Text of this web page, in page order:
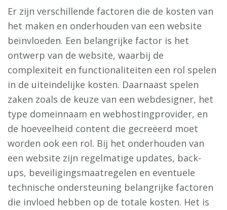
Er zijn verschillende factoren die de kosten van
het maken en onderhouden van een website
beïnvloeden. Een belangrijke factor is het
ontwerp van de website, waarbij de
complexiteit en functionaliteiten een rol spelen
in de uiteindelijke kosten. Daarnaast spelen
zaken zoals de keuze van een webdesigner, het
type domeinnaam en webhostingprovider, en
de hoeveelheid content die gecreëerd moet
worden ook een rol. Bij het onderhouden van
een website zijn regelmatige updates, back-
ups, beveiligingsmaatregelen en eventuele
technische ondersteuning belangrijke factoren
die invloed hebben op de totale kosten. Het is